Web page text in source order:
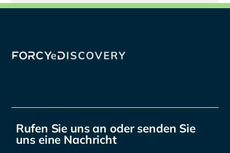
Rufen Sie uns an oder senden Sie
uns eine Nachricht